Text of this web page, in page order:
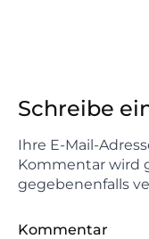
Schreibe
Ihre E-Mail-
Kommentar wird
gegebenenfalls
Kommentar